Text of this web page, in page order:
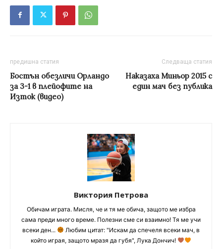
предишна статия
Бостън обезличи Орландо
за 3-1 в плейофите на
Изток (видео)
Следваща статия
Наказаха Миньор 2015 с
един мач без публика
Виктория Петрова
Обичам играта. Мисля, че и тя ме обича, защото ме избра
сама преди много време. Полезни сме си взаимно! Тя ме учи
всеки ден...
Любим цитат: "Искам да спечеля всеки мач, в
който играя, защото мразя да губя", Лука Дончич!